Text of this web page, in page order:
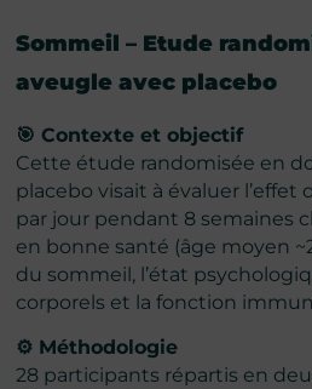
Sommeil – Etude
aveugle avec placebo
🎯 Contexte et objectif
Cette étude randomisée en
placebo visait à évaluer l’effet
par jour pendant 8 semaines
en bonne santé (âge moyen
du sommeil, l’état
corporels et la fonction
⚙️ Méthodologie
28 participants répartis en